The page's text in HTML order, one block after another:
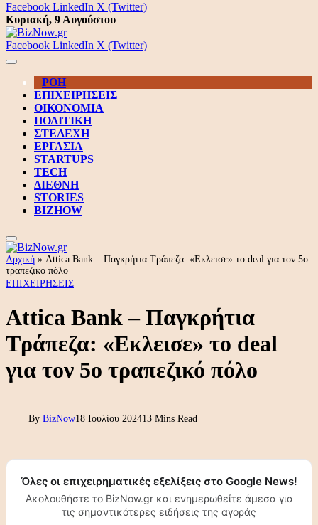
Facebook LinkedIn X (Twitter)
Κυριακή, 9 Αυγούστου
Facebook LinkedIn X (Twitter)
ΡΟΗ
ΕΠΙΧΕΙΡΗΣΕΙΣ
ΟΙΚΟΝΟΜΙΑ
ΠΟΛΙΤΙΚΗ
ΣΤΕΛΕΧΗ
ΕΡΓΑΣΙΑ
STARTUPS
TECH
ΔΙΕΘΝΗ
STORIES
BIZHOW
Αρχική » Attica Bank – Παγκρήτια Τράπεζα: «Εκλεισε» το deal για τον 5ο
τραπεζικό πόλο
ΕΠΙΧΕΙΡΗΣΕΙΣ
Attica Bank – Παγκρήτια
Τράπεζα: «Εκλεισε» το deal
για τον 5ο τραπεζικό πόλο
By BizNow18 Ιουλίου 202413 Mins Read
Όλες οι επιχειρηματικές εξελίξεις στο Google News!
Ακολουθήστε το BizNow.gr και ενημερωθείτε άμεσα για
τις σημαντικότερες ειδήσεις της αγοράς